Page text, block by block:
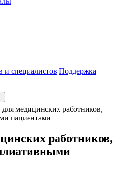
и специалистов Поддержка
медицинских работников,
пациентами.
работников,